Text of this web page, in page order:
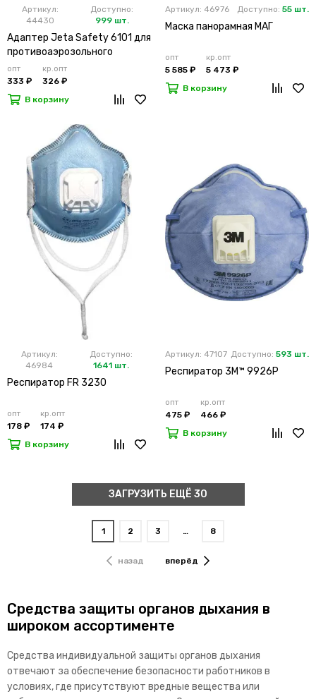
Артикул:
44430
Доступно:
999 шт.
Адаптер Jeta Safety 6101 для
противоаэрозольного
фильтра (х2х100)
опт
333 ₽
кр.опт
326 ₽
В корзину
Артикул: 46976 Доступно: 55 шт.
Маска панорамная МАГ
опт
5 585 ₽
кр.опт
5 473 ₽
В корзину
Артикул:
46984
Доступно:
1641 шт.
Респиратор FR 3230
опт
178 ₽
кр.опт
174 ₽
В корзину
Артикул: 47107 Доступно: 593 шт.
Респиратор 3M™ 9926Р
опт
475 ₽
кр.опт
466 ₽
В корзину
ЗАГРУЗИТЬ ЕЩЁ 30
назад
1 2 3 … 8
вперёд
Средства защиты органов дыхания в
широком ассортименте
Средства индивидуальной защиты органов дыхания
отвечают за обеспечение безопасности работников в
условиях, где присутствуют вредные вещества или